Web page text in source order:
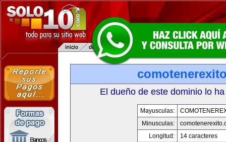
El dueño de este dominio lo
Mayusculas:
Minusculas:
Longitud:
14 caracteres